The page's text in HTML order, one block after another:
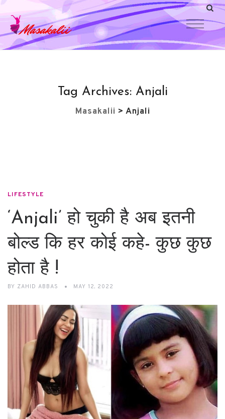
Tag Archives: Anjali
Masakalii > Anjali
LIFESTYLE
‘Anjali’ हो चुकी है अब इतनी
बोल्ड कि हर कोई कहे- कुछ कुछ
होता है !
BY ZAHID ABBAS MAY 12, 2022